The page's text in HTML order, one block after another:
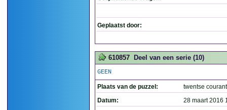
Geplaatst door:
610857 Deel van een serie (10)
GEEN
Plaats van de puzzel:
twentse courant
Datum:
28 maart 2016